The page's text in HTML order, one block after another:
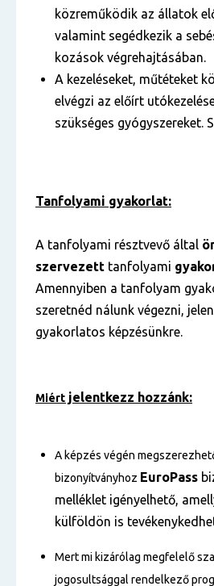
közreműködik az állatok
valamint segédkezik a
kozások végrehajtásában.
A kezeléseket, műtéteket
elvégzi az előírt
szükséges gyógyszereket.
Tanfolyami gyakorlat:
A tanfolyami résztvevő által
szervezett tanfolyami
Amennyiben a tanfolyam
szeretnéd nálunk végezni,
gyakorlatos képzésünkre.
Miért jelentkezz hozzánk:
A képzés végén
bizonyítványhoz EuroPass
melléklet igényelhető,
külföldön is
Mert mi kizárólag megfelelő
jogosultsággal rendelkező